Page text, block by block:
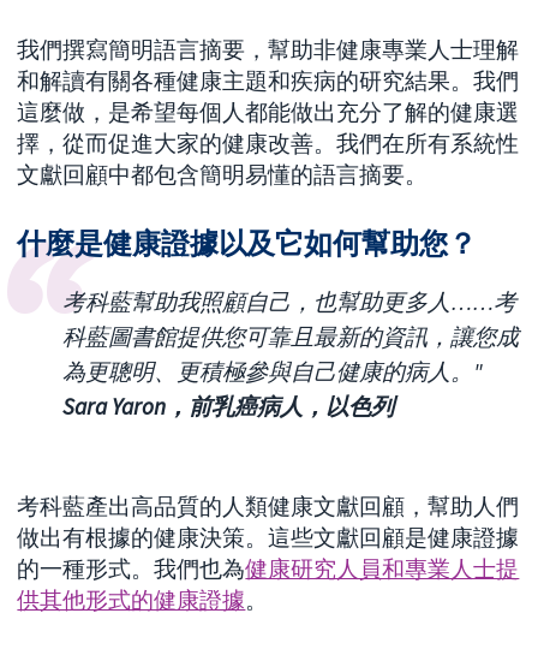
我們撰寫簡明語言摘要，幫助非健康專業人士理解
和解讀有關各種健康主題和疾病的研究結果。我們
這麼做，是希望每個人都能做出充分了解的健康選
擇，從而促進大家的健康改善。我們在所有系統性
文獻回顧中都包含簡明易懂的語言摘要。
什麼是健康證據以及它如何幫助您？
考科藍幫助我照顧自己，也幫助更多人……考
科藍圖書館提供您可靠且最新的資訊，讓您成
為更聰明、更積極參與自己健康的病人。"
Sara Yaron，前乳癌病人，以色列
考科藍產出高品質的人類健康文獻回顧，幫助人們
做出有根據的健康決策。這些文獻回顧是健康證據
的一種形式。我們也為健康研究人員和專業人士提
供其他形式的健康證據。